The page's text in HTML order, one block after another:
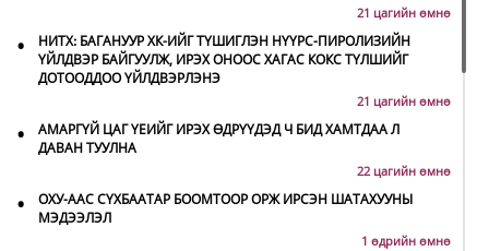
21 цагийн өмнө
•
НИТХ: БАГАНУУР ХК-ИЙГ ТҮШИГЛЭН НҮҮРС-ПИРОЛИЗИЙН
ҮЙЛДВЭР БАЙГУУЛЖ, ИРЭХ ОНООС ХАГАС КОКС ТҮЛШИЙГ
ДОТООДДОО ҮЙЛДВЭРЛЭНЭ
21 цагийн өмнө
•
АМАРГҮЙ ЦАГ ҮЕИЙГ ИРЭХ ӨДРҮҮДЭД Ч БИД ХАМТДАА Л
ДАВАН ТУУЛНА
22 цагийн өмнө
•
ОХУ-ААС СҮХБААТАР БООМТООР ОРЖ ИРСЭН ШАТАХУУНЫ
МЭДЭЭЛЭЛ
1 өдрийн өмнө